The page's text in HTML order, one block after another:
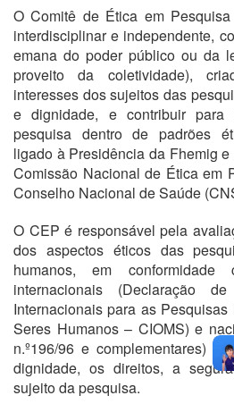
O Comitê de Ética em
interdisciplinar e independente,
emana do poder público ou da
proveito da coletividade),
interesses dos sujeitos das
e dignidade, e contribuir para
pesquisa dentro de padrões
ligado à Presidência da Fhemig
Comissão Nacional de Ética em
Conselho Nacional de Saúde
O CEP é responsável pela
dos aspectos éticos das
humanos, em conformidade
internacionais (Declaração
Internacionais para as
Seres Humanos – CIOMS) e
n.º196/96 e complementares)
dignidade, os direitos, a
sujeito da pesquisa.